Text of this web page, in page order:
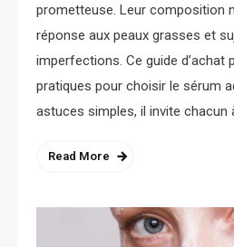
prometteuse. Leur composition
réponse aux peaux grasses et
imperfections. Ce guide d’achat
pratiques pour choisir le sérum
astuces simples, il invite chacun
Read More